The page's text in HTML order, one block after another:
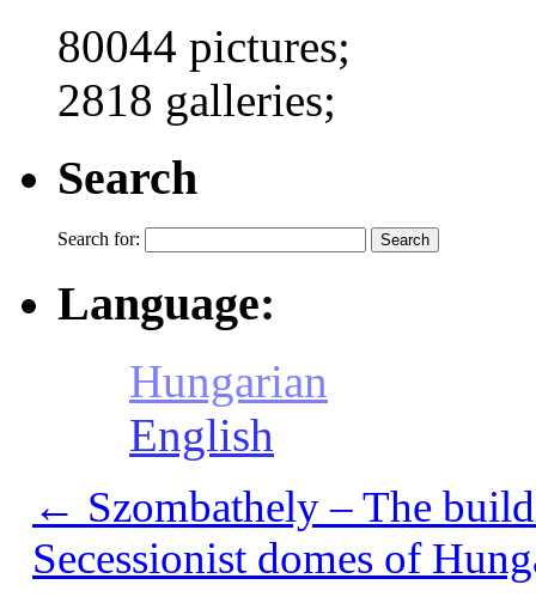
80044 pictures;
2818 galleries;
Search
Search for:
Language:
Hungarian
English
← Szombathely – The
Secessionist domes of